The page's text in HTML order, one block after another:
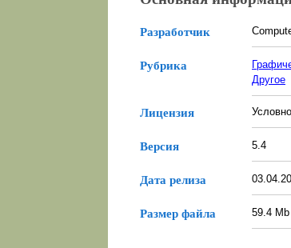
Разработчик
Рубрика
Другое
Лицензия
Версия 5.4
Дата релиза
Размер файла 59.4 Mb